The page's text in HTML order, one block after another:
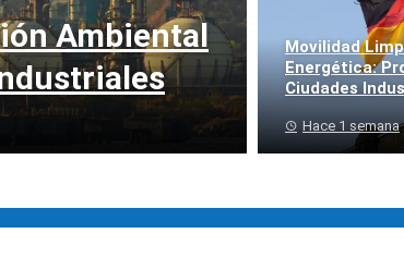
Ambiental
Movilidad
Energética:
Ciudades
Hace 1 semana